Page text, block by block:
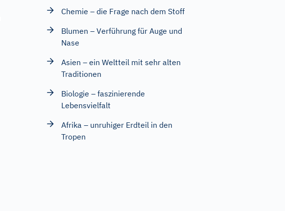
Chemie – die Frage nach dem Stoff
Blumen – Verführung für Auge und
Nase
Asien – ein Weltteil mit sehr alten
Traditionen
Biologie – faszinierende
Lebensvielfalt
Afrika – unruhiger Erdteil in den
Tropen